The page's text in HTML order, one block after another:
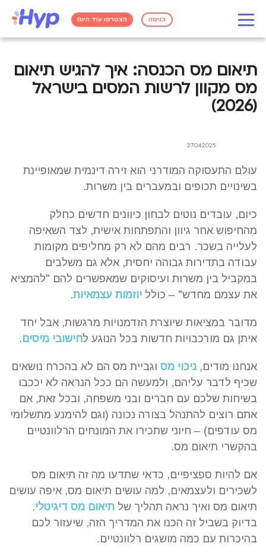
כניסה הצטרפו עוד היום
תיאום מס הכנסה: איך להגיש תיאום
מס מקוון לרשות המסים בישראל
(2026)
27.04.2025
עולם התעסוקה המודרני הוא זירה דינמית שמאופיינת
בשינויים תכופים ובמעברים בין משרות.
כיום, עובדים נוטים לבחון כיוונים חדשים כחלק
מהחיפוש אחר גיוון והתפתחות אישית, לצד השאיפה
לעלייה בשכר. רבים מהם לא רק מחליפים מקומות
עבודה בתדירות גבוהה יחסית, אלא גם משלבים
במקביל בין משרות ועיסוקים שמאפשרים להם "להמציא
את עצמם מחדש" – כולל יוזמות עצמאיות.
מדובר במציאות שיוצרת הזדמנויות מרגשות, אבל יחד
איתן גם מורכבויות חדשות בכל הנוגע לחישובי מיסים.
אנחנו מודים, ניכוי מס וגביית מס הם לא בהכרח נושאים
שכיף לדבר עליהם, ולמעשה הם ככל הנראה לא יככבו
בשיחות שלכם עם חברים ובני משפחה, ובכל זאת, אם
אתם רוצים להתנהל בצורה נכונה (וגם להימנע מתשלומי
מס עודפים) – חיוני שתכירו את המונחים הרלוונטיים
בהקשרי תיאום מס.
אם להיות ספציפיים, כדאי שתדעו מה זה תיאום מס
לשכירים ולעצמאים, למה עושים תיאום מס, איפה עושים
תיאום מס ואיך נראה תהליך של תיאום מס דיגיטלי.
בדיוק בשביל זה הכנו את המדריך הזה, שיעזור לכם
בהיכרות עם כמה מושגים רלוונטיים.